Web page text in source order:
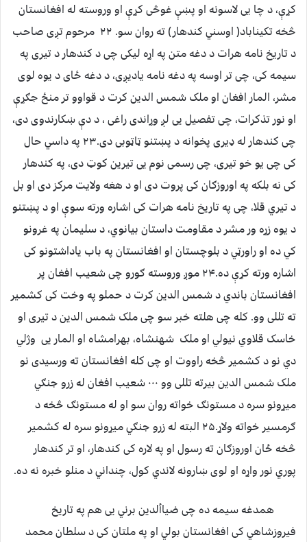
کړې، د چا یی لاسونه او پښې غوڅی کړې او وروسته له افغانستان
څخه تکیناباد( اوسني کندهار) ته روان سو. ۲۲ مرحوم تږی صاحب
د تاریخ نامه هرات د دغه متن په اړه لیکی چی د کندهار د تیری په
سیمه کی، چی تر اوسه په دغه نامه یادیږی، د دغه ځای د یوه لوی
مشر، المار افغان او ملک شمس الدین کرت د قواوو تر منځ جګړې
او نور تذکرات، چی تفصیل یی لږ وړاندی راغی ، د دې ښکارندوی دی،
چی کندهار له ډیری پخوانه د پښتنو ټاټوبی دی.۲۳ په داسي حال
کی چی یو خو تیری، چی رسمی نوم یی تیرین کوټ دی، په کندهار
کی نه بلکه په اوروزګان کی پروت دی او د هغه ولایت مرکز دی او بل
د تیري قلا، چی په تاریخ نامه هرات کی اشاره ورته سوې او د پښتنو
د یوه زړه ور مشر د مقاومت داستان بیانوي، د سلیمان په غرونو
کي ده او راورټي د بلوچستان او افغانستان په باب یاداشتونو کی
اشاره ورته کړې ده.۲۴ موږ وروسته ګورو چی شعیب افغان پر
افغانستان باندي د شمس الدین کرت د حملو په وخت کی کشمیر
ته تللی وو. کله چی هلته خبر سو چی ملک شمس الدین د تیری او
خاسک قلاوي نیولي او ملک شهنشاه، بهرامشاه او المار یی وژلي
دي نو د کشمیر څخه راووت او چی کله افغانستان ته ورسیدی نو
ملک شمس الدین بیرته تللی وو ۰۰۰ شعیب افغان له زرو جنګي
میړونو سره د مستونګ خواته روان سو او له مستونګ څخه د
ګرمسیر خواته ولاړ.۲۵ البته له زرو جنګي میړونو سره له کشمیر
څخه ځان اوروزګان ته رسول او په لاره کی کندهار، او تر کندهار
پوري نور واړه او لوی ښارونه لاندي کول، چنداني د منلو خبره نه ده.
همدغه سیمه ده چی ضیاألدین برني یی هم په تاریخ
فیروزشاهي کی افغانستان بولي او په ملتان کی د سلطان محمد